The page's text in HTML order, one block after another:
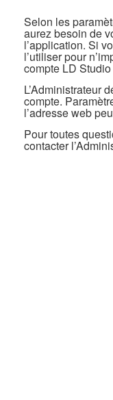
Selon les
aurez besoin de
l’application. Si
l’utiliser pour
compte LD
L’Administrateur
compte.
l’adresse web
Pour toutes
contacter